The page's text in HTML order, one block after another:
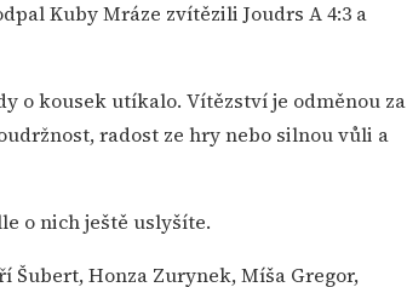
Kuby Mráze zvítězili Joudrs A 4:3 a
o kousek utíkalo. Vítězství je odměnou za
radost ze hry nebo silnou vůli a
o nich ještě uslyšíte.
Šubert, Honza Zurynek, Míša Gregor,